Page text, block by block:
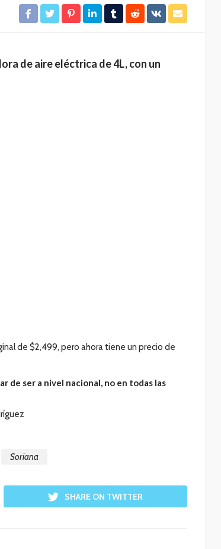
de aire eléctrica de 4L, con un
de $2,499, pero ahora tiene un precio de
de ser a nivel nacional, no en todas las
Soriana
SHARE ON TWITTER